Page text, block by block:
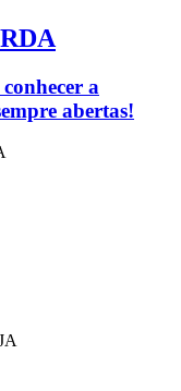
a
abertas!